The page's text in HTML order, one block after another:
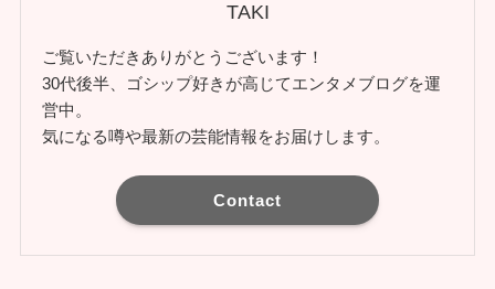
TAKI
ご覧いただきありがとうございます！
30代後半、ゴシップ好きが高じてエンタメブログを運
営中。
気になる噂や最新の芸能情報をお届けします。
Contact